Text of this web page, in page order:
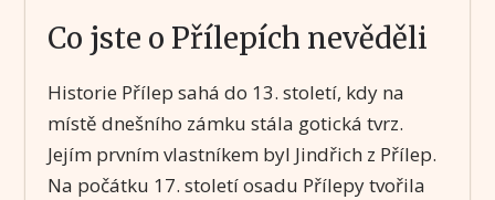
Co jste o Přílepích nevěděli
Historie Přílep sahá do 13. století, kdy na
místě dnešního zámku stála gotická tvrz.
Jejím prvním vlastníkem byl Jindřich z Přílep.
Na počátku 17. století osadu Přílepy tvořila